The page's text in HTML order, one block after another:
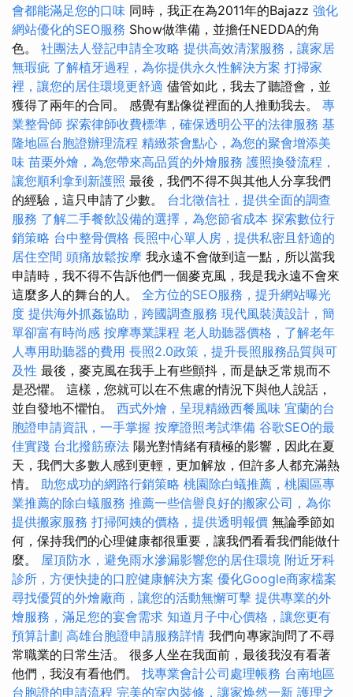
會都能滿足您的口味 同時，我正在為2011年的Bajazz 強化
網站優化的SEO服務 Show做準備，並擔任NEDDA的角
色。 社團法人登記申請全攻略 提供高效清潔服務，讓家居
無瑕疵 了解植牙過程，為你提供永久性解決方案 打掃家
裡，讓您的居住環境更舒適 儘管如此，我去了聽證會，並
獲得了兩年的合同。 感覺有點像從裡面的人推動我去。 專
業整骨師 探索律師收費標準，確保透明公平的法律服務 基
隆地區台胞證辦理流程 精緻茶會點心，為您的聚會增添美
味 苗栗外燴，為您帶來高品質的外燴服務 護照換發流程，
讓您順利拿到新護照 最後，我們不得不與其他人分享我們
的經驗，這只申請了少數。 台北徵信社，提供全面的調查
服務 了解二手餐飲設備的選擇，為您節省成本 探索數位行
銷策略 台中整骨價格 長照中心單人房，提供私密且舒適的
居住空間 頭痛放鬆按摩 我永遠不會做到這一點，所以當我
申請時，我不得不告訴他們一個麥克風，我是我永遠不會來
這麼多人的舞台的人。 全方位的SEO服務，提升網站曝光
度 提供海外抓姦協助，跨國調查服務 現代風裝潢設計，簡
單卻富有時尚感 按摩專業課程 老人助聽器價格，了解老年
人專用助聽器的費用 長照2.0政策，提升長照服務品質與可
及性 最後，麥克風在我手上有些顫抖，而是缺乏常規而不
是恐懼。 這樣，您就可以在不焦慮的情況下與他人說話，
並自發地不懼怕。 西式外燴，呈現精緻西餐風味 宜蘭的台
胞證申請資訊，一手掌握 按摩證照考試準備 谷歌SEO的最
佳實踐 台北撥筋療法 陽光對情緒有積極的影響，因此在夏
天，我們大多數人感到更輕，更加解放，但許多人都充滿熱
情。 助您成功的網路行銷策略 桃園除白蟻推薦，桃園區專
業推薦的除白蟻服務 推薦一些信譽良好的搬家公司，為你
提供搬家服務 打掃阿姨的價格，提供透明報價 無論季節如
何，保持我們的心理健康都很重要，讓我們看看我們能做什
麼。 屋頂防水，避免雨水滲漏影響您的居住環境 附近牙科
診所，方便快捷的口腔健康解決方案 優化Google商家檔案
尋找優質的外燴廠商，讓您的活動無懈可擊 提供專業的外
燴服務，滿足您的宴會需求 知道月子中心價格，讓您更有
預算計劃 高雄台胞證申請服務詳情 我們向專家詢問了不尋
常職業的日常生活。 很多人坐在我面前，最後我沒有看著
他們，我沒有看他們。 找專業會計公司處理帳務 台南地區
台胞證的申請流程 完美的室內裝修，讓家焕然一新 護理之